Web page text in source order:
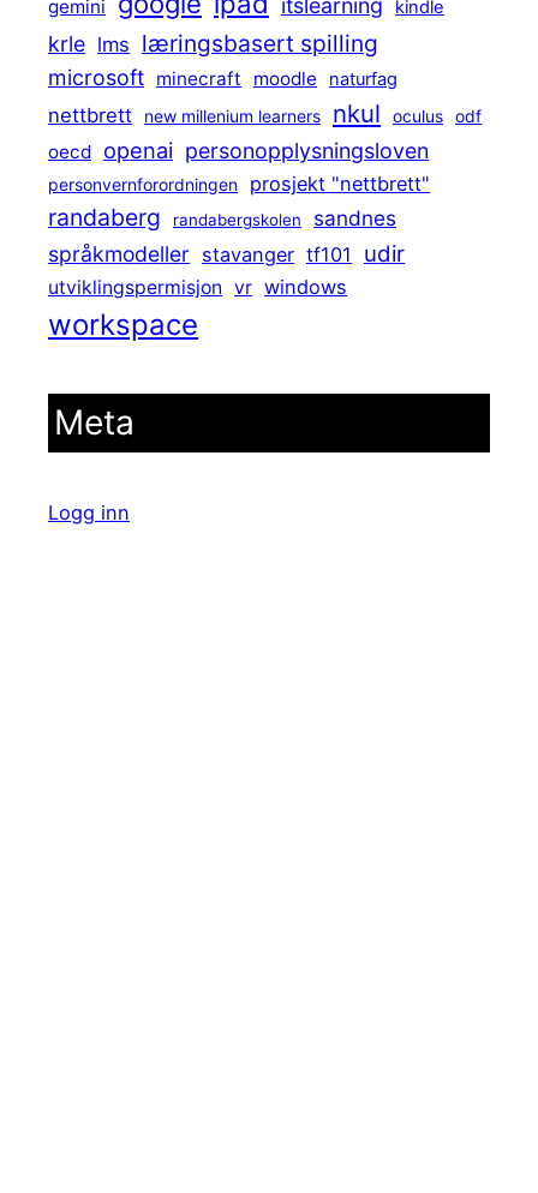
gemini itslearning kindle
krle lms læringsbasert spilling
microsoft minecraft moodle naturfag
nettbrett new millenium learners nkul oculus odf
oecd openai personopplysningsloven
personvernforordningen prosjekt "nettbrett"
randaberg randabergskolen
sandnes
språkmodeller stavanger tf101 udir
utviklingspermisjon vr windows
workspace
Meta
Logg inn